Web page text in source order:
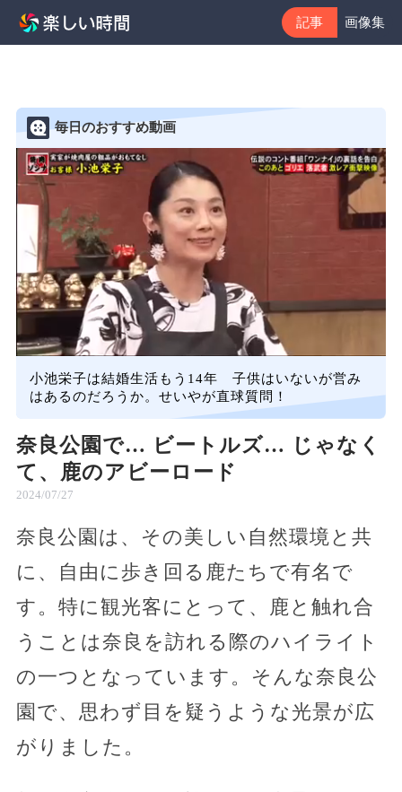
記事 画像集
毎日のおすすめ動画
小池栄子は結婚生活もう14年 子供はいないが営み
はあるのだろうか。せいやが直球質問！
奈良公園で… ビートルズ… じゃなく
て、鹿のアビーロード
2024/07/27
奈良公園は、その美しい自然環境と共
に、自由に歩き回る鹿たちで有名で
す。特に観光客にとって、鹿と触れ合
うことは奈良を訪れる際のハイライト
の一つとなっています。そんな奈良公
園で、思わず目を疑うような光景が広
がりました。